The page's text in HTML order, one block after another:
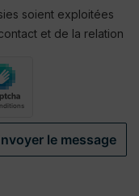
soient exploitées
et de la relation